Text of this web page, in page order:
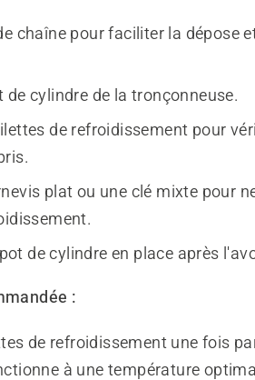
chaîne pour faciliter la dépose
de cylindre de la tronçonneuse.
de refroidissement pour
plat ou une clé mixte pour
de cylindre en place après
:
de refroidissement une fois
à une température